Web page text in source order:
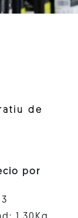
de
por
: